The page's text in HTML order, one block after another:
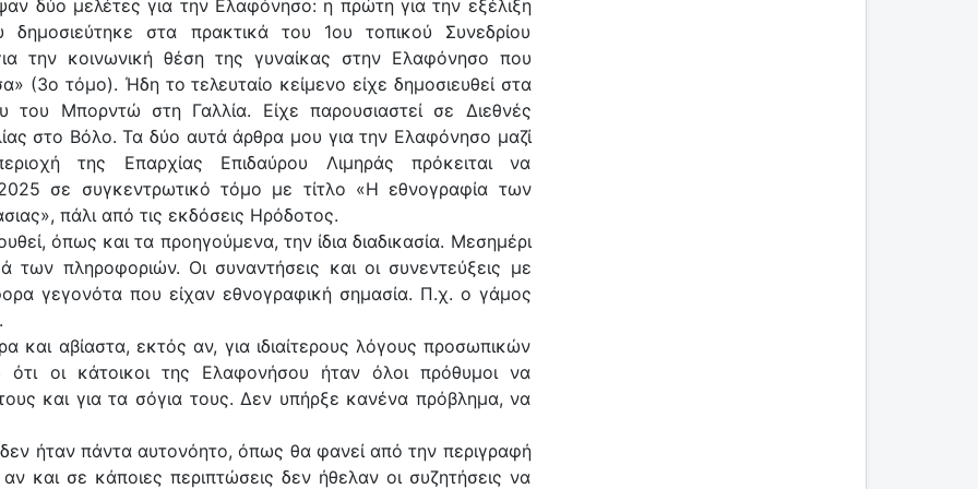
δύο μελέτες για την Ελαφόνησο: η πρώτη για την εξέλιξη
στα πρακτικά του 1ου τοπικού Συνεδρίου
την κοινωνική θέση της γυναίκας στην Ελαφόνησο που
(3ο τόμο). Ήδη το τελευταίο κείμενο είχε δημοσιευθεί στα
του Μπορντώ στη Γαλλία. Είχε παρουσιαστεί σε Διεθνές
στο Βόλο. Τα δύο αυτά άρθρα μου για την Ελαφόνησο μαζί
της Επαρχίας Επιδαύρου Λιμηράς πρόκειται να
σε συγκεντρωτικό τόμο με τίτλο «Η εθνογραφία των
πάλι από τις εκδόσεις Ηρόδοτος.
όπως και τα προηγούμενα, την ίδια διαδικασία. Μεσημέρι
των πληροφοριών. Οι συναντήσεις και οι συνεντεύξεις με
γεγονότα που είχαν εθνογραφική σημασία. Π.χ. ο γάμος
και αβίαστα, εκτός αν, για ιδιαίτερους λόγους προσωπικών
ότι οι κάτοικοι της Ελαφονήσου ήταν όλοι πρόθυμοι να
και για τα σόγια τους. Δεν υπήρξε κανένα πρόβλημα, να
ήταν πάντα αυτονόητο, όπως θα φανεί από την περιγραφή
και σε κάποιες περιπτώσεις δεν ήθελαν οι συζητήσεις να